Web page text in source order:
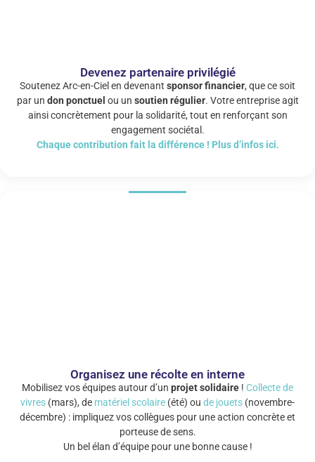
Devenez partenaire privilégié
Soutenez Arc-en-Ciel en devenant sponsor financier, que ce soit
par un don ponctuel ou un soutien régulier. Votre entreprise agit
ainsi concrètement pour la solidarité, tout en renforçant son
engagement sociétal.
Chaque contribution fait la différence ! Plus d’infos ici.
Organisez une récolte en interne
Mobilisez vos équipes autour d’un projet solidaire ! Collecte de
vivres (mars), de matériel scolaire (été) ou de jouets (novembre-
décembre) : impliquez vos collègues pour une action concrète et
porteuse de sens.
Un bel élan d’équipe pour une bonne cause !